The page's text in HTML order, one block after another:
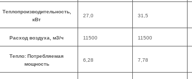
Теплопроизводительность,
кВт
27,0 31,5
Расход воздуха, м3/ч 11500 11500
Тепло: Потребляемая
мощность
6,28 7,78